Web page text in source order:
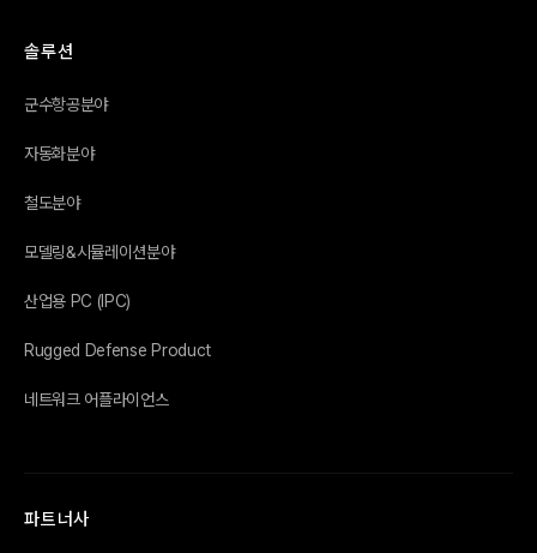
솔루션
군수항공분야
자동화분야
철도분야
모델링&시뮬레이션분야
산업용 PC (IPC)
Rugged Defense Product
네트워크 어플라이언스
파트너사